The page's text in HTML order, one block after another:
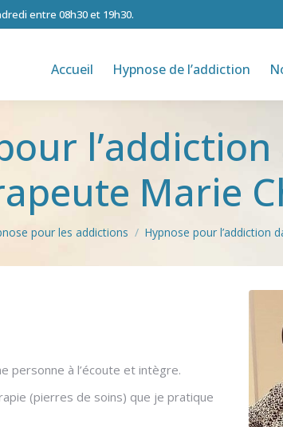
entre 08h30 et 19h30.
Accueil Hypnose de l’addiction
Marie
pour les addictions Hypnose pour l’addiction
personne à l’écoute et intègre.
(pierres de soins) que je pratique